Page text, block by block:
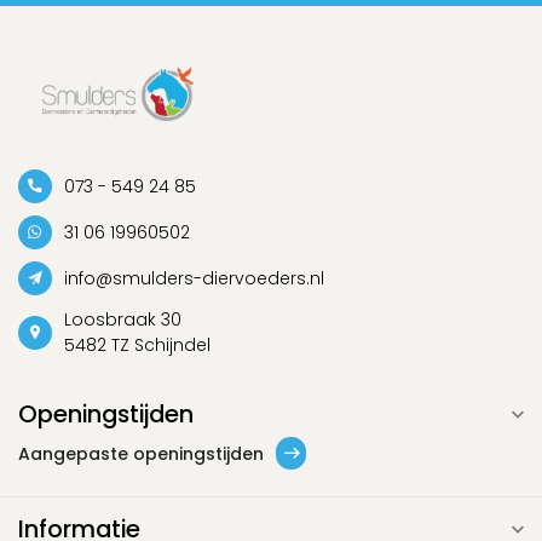
073 - 549 24 85
31 06 19960502
info@smulders-diervoeders.nl
Loosbraak 30
5482 TZ Schijndel
Openingstijden
Aangepaste openingstijden
Informatie